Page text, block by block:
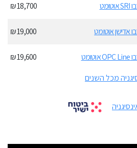
18,700 ₪
19,000 ₪
19,600 ₪
מכל השנים